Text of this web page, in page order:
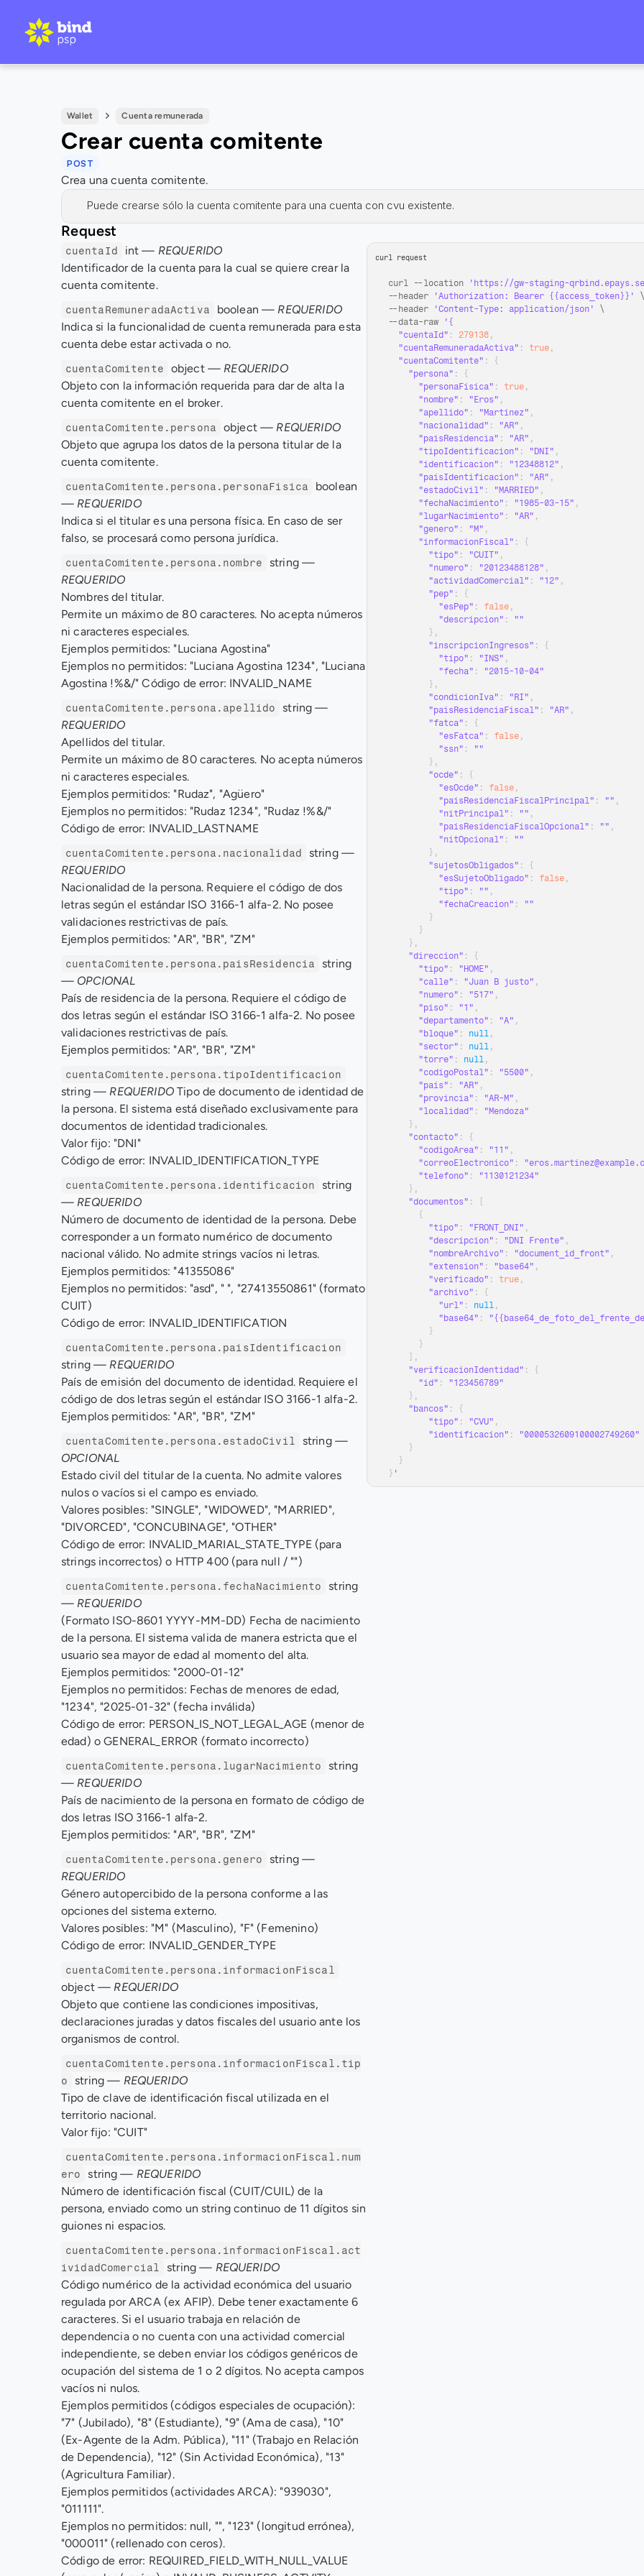
Wallet Cuenta remunerada
Crear cuenta comitente
POST
Crea una cuenta comitente.
Puede crearse sólo la cuenta comitente para una cuenta con cvu existente.
Request
cuentaId int — REQUERIDO
Identificador de la cuenta para la cual se quiere crear la
cuenta comitente.
cuentaRemuneradaActiva boolean — REQUERIDO
Indica si la funcionalidad de cuenta remunerada para esta
cuenta debe estar activada o no.
cuentaComitente object — REQUERIDO
Objeto con la información requerida para dar de alta la
cuenta comitente en el broker.
cuentaComitente.persona object — REQUERIDO
Objeto que agrupa los datos de la persona titular de la
cuenta comitente.
cuentaComitente.persona.personaFisica
— REQUERIDO
Indica si el titular es una persona física. En caso de ser
falso, se procesará como persona jurídica.
cuentaComitente.persona.nombre string —
REQUERIDO
Nombres del titular.
Permite un máximo de 80 caracteres. No acepta números
ni caracteres especiales.
Ejemplos permitidos: "Luciana Agostina"
Ejemplos no permitidos: "Luciana Agostina 1234", "Luciana
Agostina !%&/" Código de error: INVALID_NAME
cuentaComitente.persona.apellido string —
REQUERIDO
Apellidos del titular.
Permite un máximo de 80 caracteres. No acepta números
ni caracteres especiales.
Ejemplos permitidos: "Rudaz", "Agüero"
Ejemplos no permitidos: "Rudaz 1234", "Rudaz !%&/"
Código de error: INVALID_LASTNAME
cuentaComitente.persona.nacionalidad string —
REQUERIDO
Nacionalidad de la persona. Requiere el código de dos
letras según el estándar ISO 3166-1 alfa-2. No posee
validaciones restrictivas de país.
Ejemplos permitidos: "AR", "BR", "ZM"
cuentaComitente.persona.paisResidencia
— OPCIONAL
País de residencia de la persona. Requiere el código de
dos letras según el estándar ISO 3166-1 alfa-2. No posee
validaciones restrictivas de país.
Ejemplos permitidos: "AR", "BR", "ZM"
cuentaComitente.persona.tipoIdentificacion
string — REQUERIDO Tipo de documento de identidad de
la persona. El sistema está diseñado exclusivamente para
documentos de identidad tradicionales.
Valor fijo: "DNI"
Código de error: INVALID_IDENTIFICATION_TYPE
cuentaComitente.persona.identificacion
— REQUERIDO
Número de documento de identidad de la persona. Debe
corresponder a un formato numérico de documento
nacional válido. No admite strings vacíos ni letras.
Ejemplos permitidos: "41355086"
Ejemplos no permitidos: "asd", " ", "27413550861" (formato
CUIT)
Código de error: INVALID_IDENTIFICATION
cuentaComitente.persona.paisIdentificacion
string — REQUERIDO
País de emisión del documento de identidad. Requiere el
código de dos letras según el estándar ISO 3166-1 alfa-2.
Ejemplos permitidos: "AR", "BR", "ZM"
cuentaComitente.persona.estadoCivil string —
OPCIONAL
Estado civil del titular de la cuenta. No admite valores
nulos o vacíos si el campo es enviado.
Valores posibles: "SINGLE", "WIDOWED", "MARRIED",
"DIVORCED", "CONCUBINAGE", "OTHER"
Código de error: INVALID_MARIAL_STATE_TYPE (para
strings incorrectos) o HTTP 400 (para null / "")
cuentaComitente.persona.fechaNacimiento
— REQUERIDO
(Formato ISO-8601 YYYY-MM-DD) Fecha de nacimiento
de la persona. El sistema valida de manera estricta que el
usuario sea mayor de edad al momento del alta.
Ejemplos permitidos: "2000-01-12"
Ejemplos no permitidos: Fechas de menores de edad,
"1234", "2025-01-32" (fecha inválida)
Código de error: PERSON_IS_NOT_LEGAL_AGE (menor de
edad) o GENERAL_ERROR (formato incorrecto)
cuentaComitente.persona.lugarNacimiento
— REQUERIDO
País de nacimiento de la persona en formato de código de
dos letras ISO 3166-1 alfa-2.
Ejemplos permitidos: "AR", "BR", "ZM"
cuentaComitente.persona.genero string —
REQUERIDO
Género autopercibido de la persona conforme a las
opciones del sistema externo.
Valores posibles: "M" (Masculino), "F" (Femenino)
Código de error: INVALID_GENDER_TYPE
cuentaComitente.persona.informacionFiscal
object — REQUERIDO
Objeto que contiene las condiciones impositivas,
declaraciones juradas y datos fiscales del usuario ante los
organismos de control.
cuentaComitente.persona.informacionFiscal.tip
o
string — REQUERIDO
Tipo de clave de identificación fiscal utilizada en el
territorio nacional.
Valor fijo: "CUIT"
cuentaComitente.persona.informacionFiscal.num
ero
string — REQUERIDO
Número de identificación fiscal (CUIT/CUIL) de la
persona, enviado como un string continuo de 11 dígitos sin
guiones ni espacios.
cuentaComitente.persona.informacionFiscal.act
ividadComercial
string — REQUERIDO
Código numérico de la actividad económica del usuario
regulada por ARCA (ex AFIP). Debe tener exactamente 6
caracteres. Si el usuario trabaja en relación de
dependencia o no cuenta con una actividad comercial
independiente, se deben enviar los códigos genéricos de
ocupación del sistema de 1 o 2 dígitos. No acepta campos
vacíos ni nulos.
Ejemplos permitidos (códigos especiales de ocupación):
"7" (Jubilado), "8" (Estudiante), "9" (Ama de casa), "10"
(Ex-Agente de la Adm. Pública), "11" (Trabajo en Relación
de Dependencia), "12" (Sin Actividad Económica), "13"
(Agricultura Familiar).
Ejemplos permitidos (actividades ARCA): "939030",
"011111".
Ejemplos no permitidos: null, "", "123" (longitud errónea),
"000011" (rellenado con ceros).
Código de error: REQUIRED_FIELD_WITH_NULL_VALUE
curl request
curl -- location
'https://gw-staging-
-- header 'Authorization: Bearer {{access_token}}'
\
-- header 'Content-Type: application/json'
\
--data-raw
"cuentaId" : 279138 ,
"cuentaRemuneradaActiva" : true ,
"cuentaComitente" :
{
"persona" :
{
"personaFisica" : true ,
"nombre" : "Eros" ,
"apellido" : "Martinez" ,
"nacionalidad" : "AR" ,
"paisResidencia" : "AR" ,
"tipoIdentificacion" : "DNI" ,
"identificacion" : "12348812" ,
"paisIdentificacion" : "AR" ,
"estadoCivil" : "MARRIED" ,
"fechaNacimiento" : "1985-03-15" ,
"lugarNacimiento" : "AR" ,
"genero" : "M" ,
"informacionFiscal" :
{
"tipo" : "CUIT" ,
"numero" : "20123488128" ,
"actividadComercial" : "12" ,
"pep" :
{
"esPep" : false ,
"descripcion" :
""
} ,
"inscripcionIngresos" :
{
"tipo" : "INS" ,
"fecha" :
"2015-10-04"
} ,
"condicionIva" : "RI" ,
"paisResidenciaFiscal" : "AR" ,
"fatca" :
{
"esFatca" : false ,
"ssn" :
""
} ,
"ocde" :
{
"esOcde" : false ,
"paisResidenciaFiscalPrincipal" : "" ,
"nitPrincipal" : "" ,
"paisResidenciaFiscalOpcional" : "" ,
"nitOpcional" :
""
} ,
"sujetosObligados" :
{
"esSujetoObligado" : false ,
"tipo" : "" ,
"fechaCreacion" :
""
}
}
} ,
"direccion" :
{
"tipo" : "HOME" ,
"calle" : "Juan B justo" ,
"numero" : "517" ,
"piso" : "1" ,
"departamento" : "A" ,
"bloque" : null ,
"sector" : null ,
"torre" : null ,
"codigoPostal" : "5500" ,
"pais" : "AR" ,
"provincia" : "AR-M" ,
"localidad" :
"Mendoza"
} ,
"contacto" :
{
"codigoArea" : "11" ,
"correoElectronico" :
"telefono" :
"1130121234"
} ,
"documentos" :
{
"tipo" : "FRONT_DNI" ,
"descripcion" : "DNI Frente" ,
"nombreArchivo" : "document_id_front" ,
"extension" : "base64" ,
"verificado" : true ,
"archivo" :
{
"url" : null ,
"base64" :
}
}
,
"verificacionIdentidad" :
{
"id" :
"123456789"
} ,
"bancos" :
{
"tipo" : "CVU" ,
"identificacion" :
"0000532609100002749260"
}
}
} '